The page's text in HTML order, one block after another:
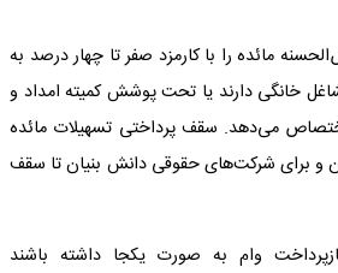
مائده را با کارمزد صفر تا چهار درصد به
خانگی دارند یا تحت پوشش کمیته امداد و
می‌دهد. سقف پرداختی تسهیلات مائده
حقیقی 300 میلیون و برای شرکت‌‌‌های حقوقی دانش بنیان تا سقف
وام به صورت یکجا داشته باشند